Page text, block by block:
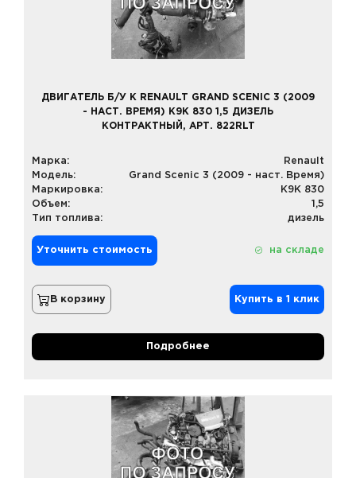
ДВИГАТЕЛЬ Б/У К RENAULT GRAND SCENIC 3 (2009
- НАСТ. ВРЕМЯ) K9K 830 1,5 ДИЗЕЛЬ
КОНТРАКТНЫЙ, АРТ. 822RLT
Марка:
Renault
Модель:
Grand Scenic 3 (2009 - наст. Время)
Маркировка:
K9K 830
Объем:
1,5
Тип топлива:
дизель
Уточнить стоимость на складе
В корзину Купить в 1 клик
Подробнее